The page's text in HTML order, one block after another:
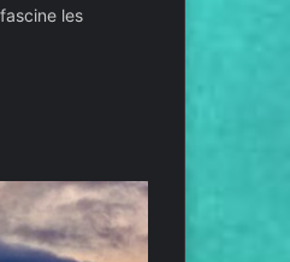
les